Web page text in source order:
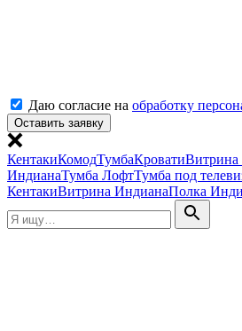
Даю согласие на обработку
КентакиКомодТумбаКровати
ИндианаТумба ЛофтТумба под
КентакиВитрина ИндианаПолка